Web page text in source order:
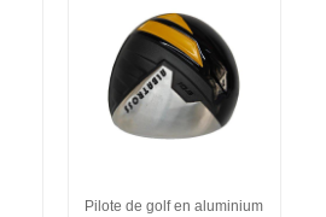
Pilote de golf en aluminium